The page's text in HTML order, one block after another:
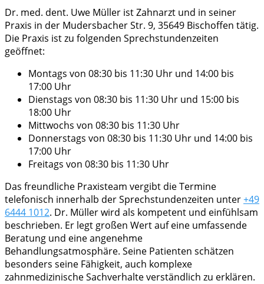
Dr. med. dent. Uwe Müller ist Zahnarzt und in seiner
Praxis in der Mudersbacher Str. 9, 35649 Bischoffen tätig.
Die Praxis ist zu folgenden Sprechstundenzeiten
geöffnet:
Montags von 08:30 bis 11:30 Uhr und 14:00 bis
17:00 Uhr
Dienstags von 08:30 bis 11:30 Uhr und 15:00 bis
18:00 Uhr
Mittwochs von 08:30 bis 11:30 Uhr
Donnerstags von 08:30 bis 11:30 Uhr und 14:00 bis
17:00 Uhr
Freitags von 08:30 bis 11:30 Uhr
Das freundliche Praxisteam vergibt die Termine
telefonisch innerhalb der Sprechstundenzeiten unter+49
6444 1012. Dr. Müller wird als kompetent und einfühlsam
beschrieben. Er legt großen Wert auf eine umfassende
Beratung und eine angenehme
Behandlungsatmosphäre. Seine Patienten schätzen
besonders seine Fähigkeit, auch komplexe
zahnmedizinische Sachverhalte verständlich zu erklären.